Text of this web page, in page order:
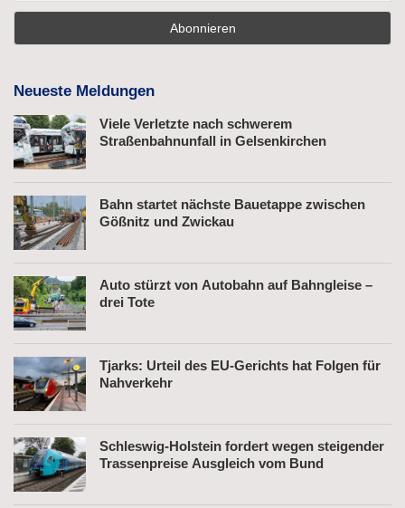
Neueste Meldungen
Viele Verletzte nach schwerem
Straßenbahnunfall in Gelsenkirchen
Bahn startet nächste Bauetappe zwischen
Gößnitz und Zwickau
Auto stürzt von Autobahn auf Bahngleise –
drei Tote
Tjarks: Urteil des EU-Gerichts hat Folgen für
Nahverkehr
Schleswig-Holstein fordert wegen steigender
Trassenpreise Ausgleich vom Bund